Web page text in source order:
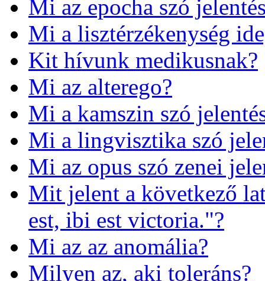
Mi az epocha szó
Mi a lisztérzékenység
Kit hívunk medikusnak?
Mi az alterego?
Mi a kamszin szó
Mi a lingvisztika szó
Mi az opus szó zenei
Mit jelent a következő
est, ibi est victoria."?
Mi az az anomália?
Milyen az, aki toleráns?